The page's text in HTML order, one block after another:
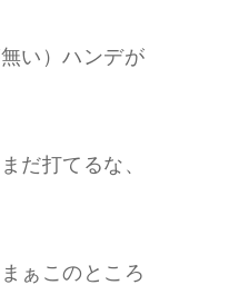
い）ハンデが
だ打てるな、
ぁこのところ